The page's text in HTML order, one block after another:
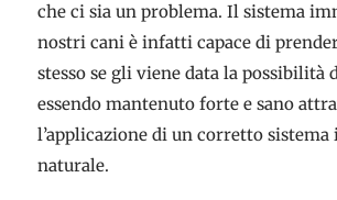
che ci sia un problema. Il sistema
nostri cani è infatti capace di
stesso se gli viene data la possibilità
essendo mantenuto forte e sano
l’applicazione di un corretto
naturale.